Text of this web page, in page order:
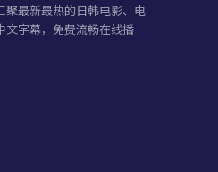
聚最新最热的日韩电影、电
文字幕，免费流畅在线播